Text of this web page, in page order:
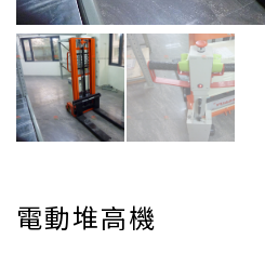
電動堆高機